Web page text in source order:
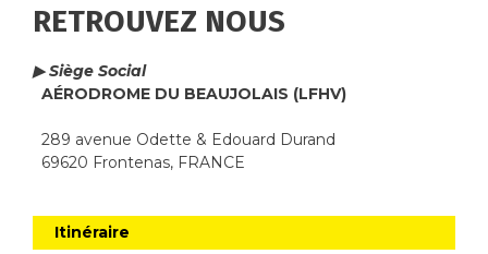
RETROUVEZ NOUS
▶ Siège Social
AÉRODROME DU BEAUJOLAIS (LFHV)
289 avenue Odette & Edouard Durand
69620 Frontenas, FRANCE
Itinéraire